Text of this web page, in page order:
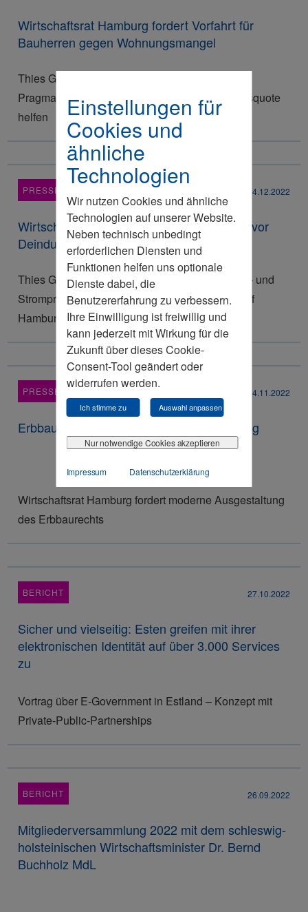
Einstellungen für
Cookies und
ähnliche
Technologien
Wir nutzen Cookies und ähnliche
Technologien auf unserer Website.
Neben technisch unbedingt
erforderlichen Diensten und
Funktionen helfen uns optionale
Dienste dabei, die
Benutzererfahrung zu verbessern.
Ihre Einwilligung ist freiwillig und
kann jederzeit mit Wirkung für die
Zukunft über dieses Cookie-
Consent-Tool geändert oder
widerrufen werden.
Ich stimme zu Auswahl anpassen
Nur notwendige Cookies akzeptieren
Impressum Datenschutzerklärung
Wirtschaftsrat Hamburg fordert Vorfahrt für
Bauherren gegen Wohnungsmangel
Thies Goldberg: Nur weniger Bürokratie, mehr
Pragmatismus und eine höhere Wohneigentumsquote
helfen
PRESSEMITTEILUNG 14.12.2022
Wirtschaftsrat Hamburg warnt eindringlich vor
Deindustrialisierung Hamburgs
Thies Goldberg: „Der jetzige Beschluss zur Gas- und
Strompreisbremse hätte fatale Auswirkungen auf
Hamburgs Industrie."
PRESSEMITTEILUNG 04.11.2022
Erbbaurecht: Wenn, dann wenigstens richtig
Wirtschaftsrat Hamburg fordert moderne Ausgestaltung
des Erbbaurechts
BERICHT 27.10.2022
Sicher und vielseitig: Esten greifen mit ihrer
elektronischen Identität auf über 3.000 Services
zu
Vortrag über E-Government in Estland – Konzept mit
Private-Public-Partnerships
BERICHT 26.09.2022
Mitgliederversammlung 2022 mit dem schleswig-
holsteinischen Wirtschaftsminister Dr. Bernd
Buchholz MdL